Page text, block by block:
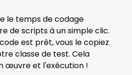
le temps de codage
de scripts à un simple clic.
est prêt, vous le copiez
classe de test. Cela
œuvre et l'exécution !